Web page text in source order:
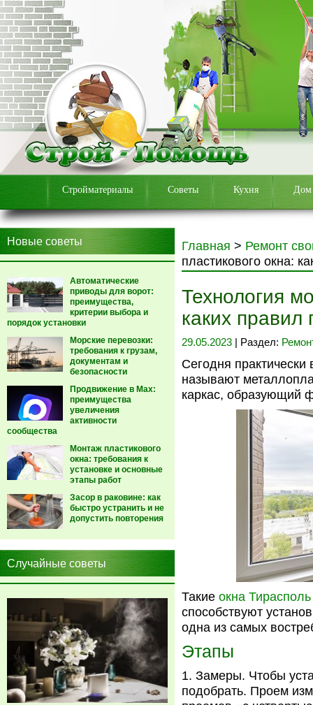
Стройматериалы Советы Кухня Дом
Новые советы
Автоматические
приводы для ворот:
преимущества,
критерии выбора и
порядок установки
Морские перевозки:
требования к грузам,
документам и
безопасности
Продвижение в Max:
преимущества
увеличения
активности
сообщества
Монтаж пластикового
окна: требования к
установке и основные
этапы работ
Засор в раковине: как
быстро устранить и не
допустить повторения
Случайные советы
Главная > Ремонт
пластикового окна:
Технология
каких правил
29.05.2023 | Раздел:
Сегодня
называют
каркас, образующий
Такие окна Тирасполь
способствуют
одна из самых
Этапы
Замеры. Чтобы
подобрать. Проем